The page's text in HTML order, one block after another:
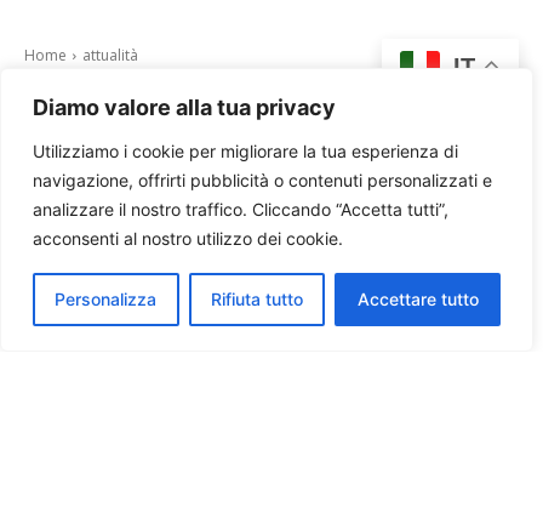
Diamo valore alla tua privacy
Utilizziamo i cookie per migliorare la tua esperienza di
navigazione, offrirti pubblicità o contenuti personalizzati e
analizzare il nostro traffico. Cliccando “Accetta tutti”,
acconsenti al nostro utilizzo dei cookie.
Personalizza Rifiuta tutto Accettare tutto